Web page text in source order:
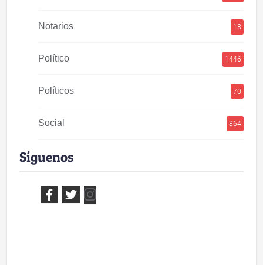
Notarios 18
Político 1446
Políticos 70
Social 864
Síguenos